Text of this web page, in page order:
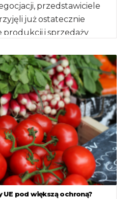
przedstawiciele
już ostatecznie
produkcji i sprzedaży
[…]
pod większą ochroną?